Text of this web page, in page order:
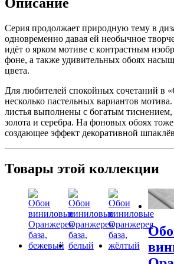
Серия продолжает природную тему в
одновременно давая ей необычное
идёт о ярком мотиве с контрастным
фоне, а также удивительных обоях
цвета.
Для любителей спокойных сочетаний в
несколько пастельных вариантов
листья выполнены с богатым тиснением,
золота и серебра. На фоновых обоях
создающее эффект декоративной
Товары этой коллекции